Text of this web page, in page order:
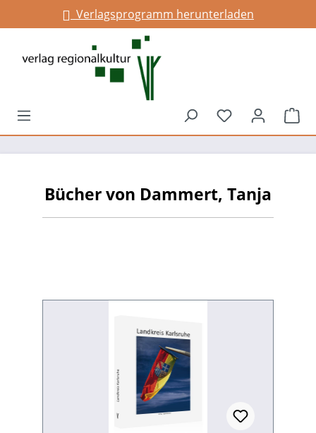
springenVerlagsprogramm herunterladen
Du hast 0
Bücher von Dammert, Tanja